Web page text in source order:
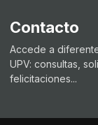
Contacto
Accede a
UPV: consultas,
felicitaciones...